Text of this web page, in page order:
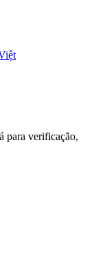
para verificação,